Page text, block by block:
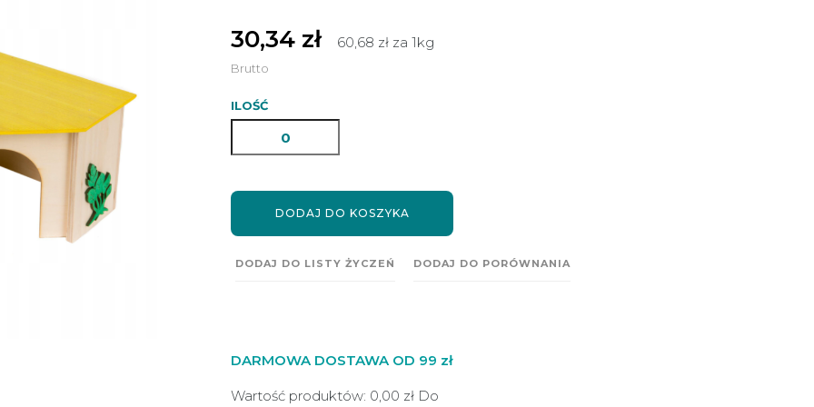
30,34 zł 60,68 zł za 1kg
Brutto
ILOŚĆ
DODAJ DO KOSZYKA
DODAJ DO LISTY ŻYCZEŃ DODAJ DO PORÓWNANIA
DARMOWA DOSTAWA OD 99 zł
Wartość produktów: 0,00 zł Do